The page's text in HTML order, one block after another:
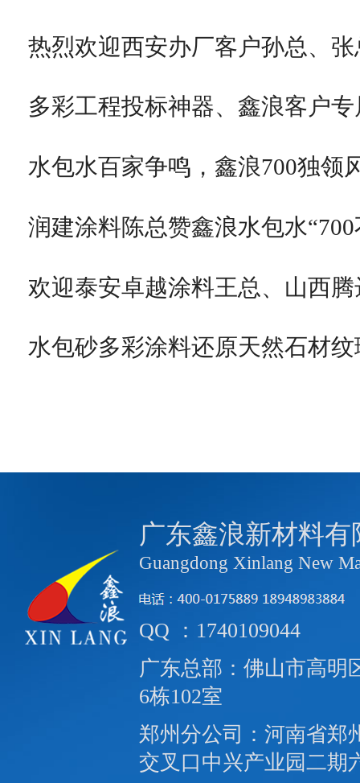
热烈欢迎西安办厂客户孙总、
多彩工程投标神器、鑫浪客户
水包水百家争鸣，鑫浪700独领
润建涂料陈总赞鑫浪水包水
欢迎泰安卓越涂料王总、山西
水包砂多彩涂料还原天然石材
广东鑫浪新材料有
Guangdong Xinlang New
QQ ：1740109044
广东总部：佛山市高明
6栋102室
郑州分公司：河南省郑
交叉口中兴产业园二期